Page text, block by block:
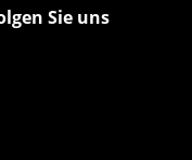
Sie uns